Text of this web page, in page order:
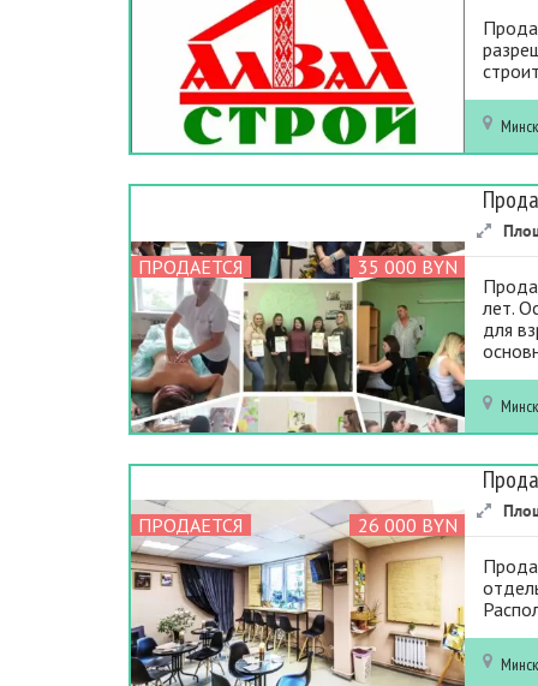
ПРОДАЕТСЯ 35 000 BYN
лет.
для
ПРОДАЕТСЯ 26 000 BYN